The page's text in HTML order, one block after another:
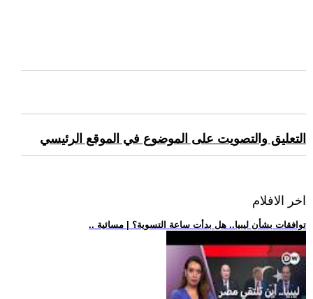
التعليق والتصويت على الموضوع في الموقع الرئيسي
اخر الافلام
.. توافقات بشأن ليبيا.. هل بدأت ساعة التسوية؟ | مسائية